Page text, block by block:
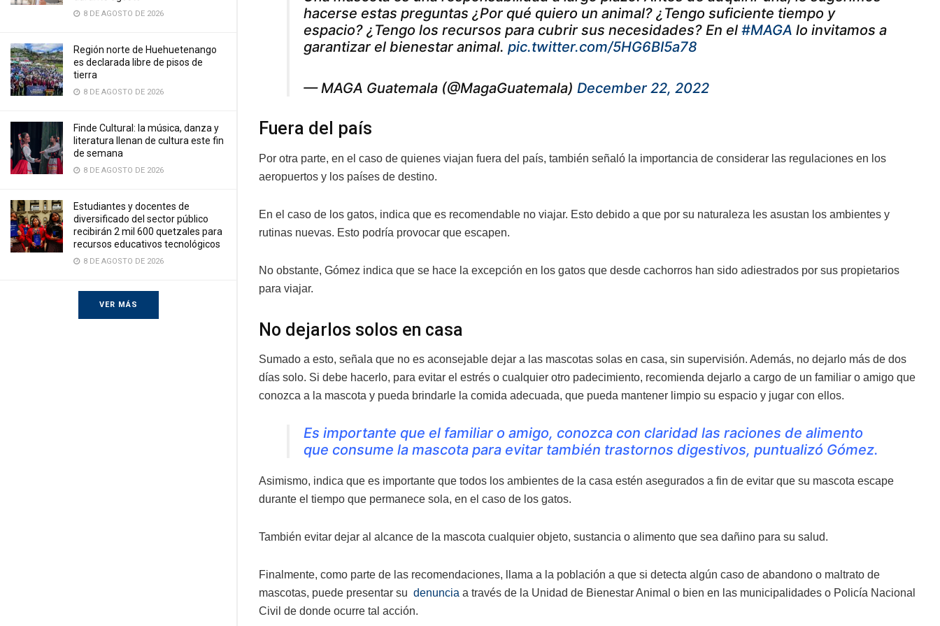
8 DE AGOSTO DE 2026
Región norte de Huehuetenango
es declarada libre de pisos de
tierra
8 DE AGOSTO DE 2026
Finde Cultural: la música, danza y
literatura llenan de cultura este fin
de semana
8 DE AGOSTO DE 2026
Estudiantes y docentes de
diversificado del sector público
recibirán 2 mil 600 quetzales para
recursos educativos tecnológicos
8 DE AGOSTO DE 2026
VER MÁS
hacerse estas preguntas ¿Por qué quiero un animal? ¿Tengo suficiente tiempo y
espacio? ¿Tengo los recursos para cubrir sus necesidades? En el #MAGA lo invitamos a
garantizar el bienestar animal. pic.twitter.com/5HG6BI5a78
— MAGA Guatemala (@MagaGuatemala) December 22, 2022
Fuera del país
Por otra parte, en el caso de quienes viajan fuera del país, también señaló la importancia de considerar las regulaciones en los
aeropuertos y los países de destino.
En el caso de los gatos, indica que es recomendable no viajar. Esto debido a que por su naturaleza les asustan los ambientes y
rutinas nuevas. Esto podría provocar que escapen.
No obstante, Gómez indica que se hace la excepción en los gatos que desde cachorros han sido adiestrados por sus propietarios
para viajar.
No dejarlos solos en casa
Sumado a esto, señala que no es aconsejable dejar a las mascotas solas en casa, sin supervisión. Además, no dejarlo más de dos
días solo. Si debe hacerlo, para evitar el estrés o cualquier otro padecimiento, recomienda dejarlo a cargo de un familiar o amigo que
conozca a la mascota y pueda brindarle la comida adecuada, que pueda mantener limpio su espacio y jugar con ellos.
Es importante que el familiar o amigo, conozca con claridad las raciones de alimento
que consume la mascota para evitar también trastornos digestivos, puntualizó Gómez.
Asimismo, indica que es importante que todos los ambientes de la casa estén asegurados a fin de evitar que su mascota escape
durante el tiempo que permanece sola, en el caso de los gatos.
También evitar dejar al alcance de la mascota cualquier objeto, sustancia o alimento que sea dañino para su salud.
Finalmente, como parte de las recomendaciones, llama a la población a que si detecta algún caso de abandono o maltrato de
mascotas, puede presentar su denuncia a través de la Unidad de Bienestar Animal o bien en las municipalidades o Policía Nacional
Civil de donde ocurre tal acción.